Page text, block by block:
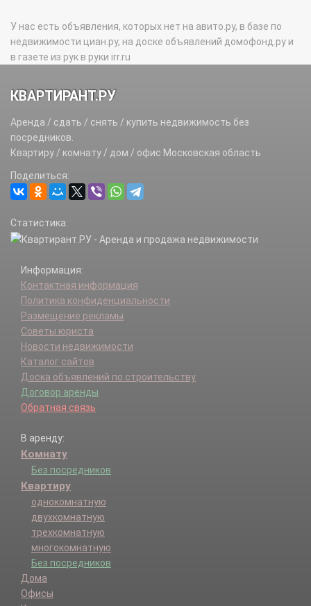
У нас есть объявления, которых нет на авито.ру, в базе по
недвижимости циан.ру, на доске объявлений домофонд.ру и
в газете из рук в руки irr.ru
КВАРТИРАНТ.РУ
Аренда / сдать / снять / купить недвижимость без
посредников.
Квартиру / комнату / дом / офис Московская область
Поделиться:
Статистика:
Информация:
Контактная информация
Политика конфиденциальности
Размещение рекламы
Советы юриста
Новости недвижимости
Каталог сайтов
Доска объявлений по строительству
Договор аренды
Обратная связь
В аренду:
Комнату
Без посредников
Квартиру
однокомнатную
двухкомнатную
трехкомнатную
многокомнатную
Без посредников
Дома
Офисы